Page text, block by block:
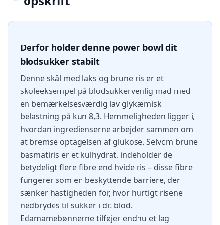
Derfor holder denne power bowl dit
blodsukker stabilt
Denne skål med laks og brune ris er et
skoleeksempel på blodsukkervenlig mad med
en bemærkelsesværdig lav glykæmisk
belastning på kun 8,3. Hemmeligheden ligger i,
hvordan ingredienserne arbejder sammen om
at bremse optagelsen af glukose. Selvom brune
basmatiris er et kulhydrat, indeholder de
betydeligt flere fibre end hvide ris – disse fibre
fungerer som en beskyttende barriere, der
sænker hastigheden for, hvor hurtigt risene
nedbrydes til sukker i dit blod.
Edamamebønnerne tilføjer endnu et lag